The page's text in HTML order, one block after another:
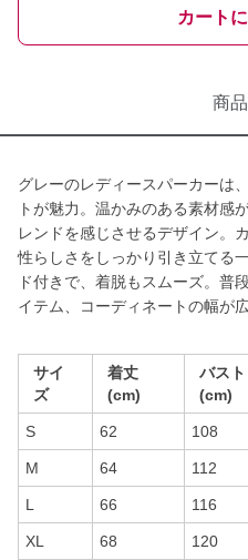
カート
商
グレーのレディースパーカーは
トが魅力。温かみのある素材感
レンドを感じさせるデザイン。
性らしさをしっかり引き立てる
ド付きで、着脱もスムーズ。普
イテム、コーディネートの幅が
サイ
ズ
着丈
(cm)
バスト
(cm)
S 62 108
M 64 112
L 66 116
XL 68 120